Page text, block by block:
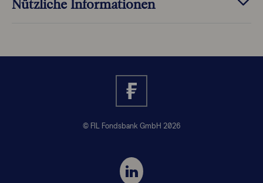
Nützliche Informationen
© FIL Fondsbank GmbH 2026